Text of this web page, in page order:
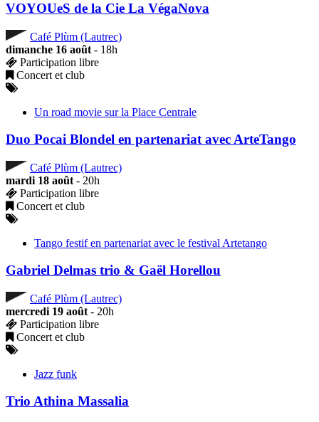
VOYOUeS de la Cie La VégaNova
Café Plùm (Lautrec)
dimanche 16 août - 18h
Participation libre
Concert et club
Un road movie sur la Place Centrale
Duo Pocai Blondel en partenariat avec ArteTango
Café Plùm (Lautrec)
mardi 18 août - 20h
Participation libre
Concert et club
Tango festif en partenariat avec le festival Artetango
Gabriel Delmas trio & Gaël Horellou
Café Plùm (Lautrec)
mercredi 19 août - 20h
Participation libre
Concert et club
Jazz funk
Trio Athina Massalia